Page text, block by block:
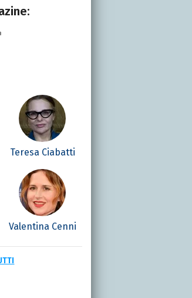
Teresa Ciabatti
Valentina Cenni